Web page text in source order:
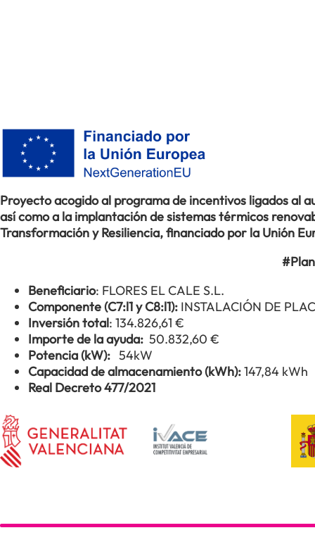
Proyecto acogido al programa de incentivos ligados al
así como a la implantación de sistemas térmicos
Transformación y Resiliencia, financiado por la Unión
Beneficiario: FLORES EL CALE S.L.
Componente (C7:l1 y C8:l1): INSTALACIÓN DE
Inversión total: 134.826,61 €
Importe de la ayuda: 50.832,60 €
Potencia (kW): 54kW
Capacidad de almacenamiento (kWh):147,84 kWh
Real Decreto 477/2021